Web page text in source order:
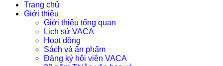
Trang chủ
Giới thiệu
Giới thiệu tổng quan
Lịch sử VACA
Hoạt động
Sách và ấn phẩm
Đăng ký hội viên VACA